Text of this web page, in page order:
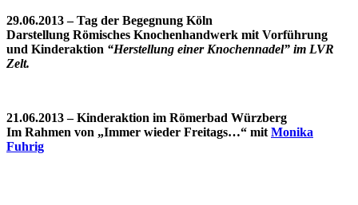
29.06.2013 – Tag der Begegnung Köln
Darstellung Römisches Knochenhandwerk mit Vorführung
und Kinderaktion “Herstellung einer Knochennadel” im LVR
Zelt.
21.06.2013 – Kinderaktion im Römerbad Würzberg
Im Rahmen von „Immer wieder Freitags…“ mit Monika
Fuhrig